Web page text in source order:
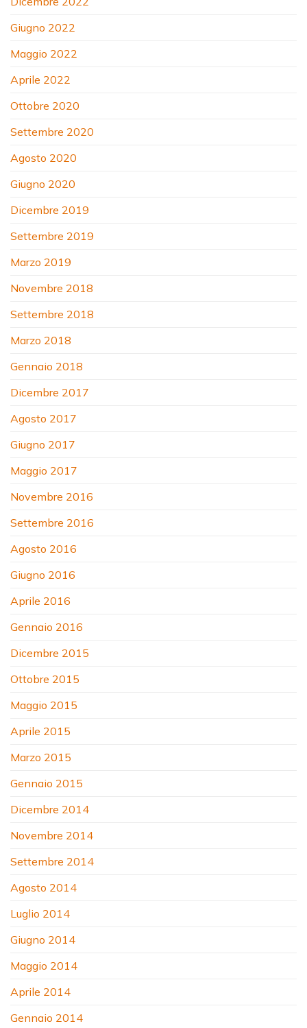
Giugno 2022
Maggio 2022
Aprile 2022
Ottobre 2020
Settembre 2020
Agosto 2020
Giugno 2020
Dicembre 2019
Settembre 2019
Marzo 2019
Novembre 2018
Settembre 2018
Marzo 2018
Gennaio 2018
Dicembre 2017
Agosto 2017
Giugno 2017
Maggio 2017
Novembre 2016
Settembre 2016
Agosto 2016
Giugno 2016
Aprile 2016
Gennaio 2016
Dicembre 2015
Ottobre 2015
Maggio 2015
Aprile 2015
Marzo 2015
Gennaio 2015
Dicembre 2014
Novembre 2014
Settembre 2014
Agosto 2014
Luglio 2014
Giugno 2014
Maggio 2014
Aprile 2014
Gennaio 2014